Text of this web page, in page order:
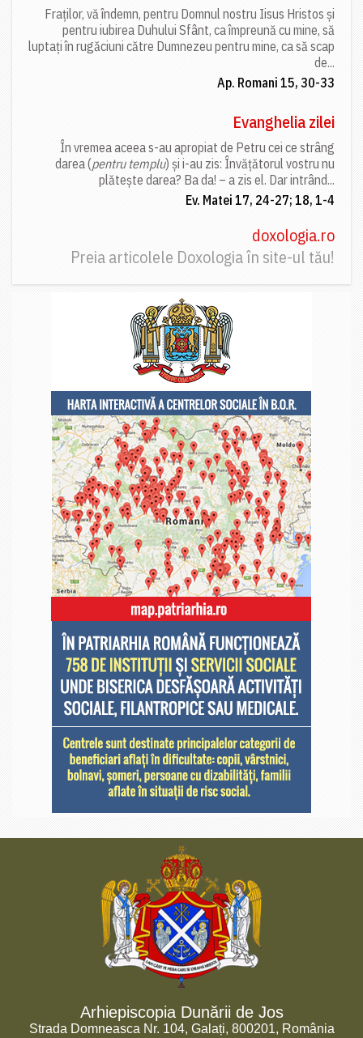
Fraților, vă îndemn, pentru Domnul nostru Iisus Hristos și
pentru iubirea Duhului Sfânt, ca împreună cu mine, să
luptați în rugăciuni către Dumnezeu pentru mine, ca să scap
de...
Ap. Romani 15, 30-33
Evanghelia zilei
În vremea aceea s-au apropiat de Petru cei ce strâng
darea (pentru templu) și i-au zis: Învățătorul vostru nu
plătește darea? Ba da! – a zis el. Dar intrând...
Ev. Matei 17, 24-27; 18, 1-4
doxologia.ro
Preia articolele Doxologia în site-ul tău!
Arhiepiscopia Dunării de Jos
Strada Domneasca Nr. 104, Galați, 800201, România